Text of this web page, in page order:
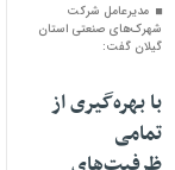
مدیرعامل شرکت
شهرک‌های صنعتی استان
گیلان گفت:
با بهره‌گیری از
تمامی